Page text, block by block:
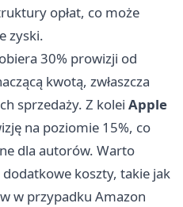
opłat, co może
zyski.
30% prowizji od
kwotą, zwłaszcza
sprzedaży. Z kolei Apple
na poziomie 15%, co
dla autorów. Warto
koszty, takie jak
w przypadku Amazon